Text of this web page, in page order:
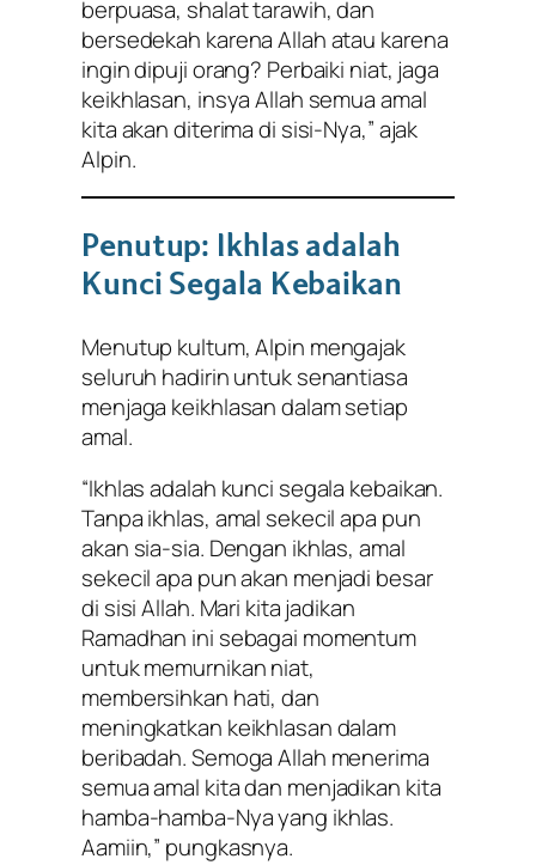
berpuasa, shalat tarawih, dan
bersedekah karena Allah atau karena
ingin dipuji orang? Perbaiki niat, jaga
keikhlasan, insya Allah semua amal
kita akan diterima di sisi-Nya,” ajak
Alpin.
Penutup: Ikhlas adalah
Kunci Segala Kebaikan
Menutup kultum, Alpin mengajak
seluruh hadirin untuk senantiasa
menjaga keikhlasan dalam setiap
amal.
“Ikhlas adalah kunci segala kebaikan.
Tanpa ikhlas, amal sekecil apa pun
akan sia-sia. Dengan ikhlas, amal
sekecil apa pun akan menjadi besar
di sisi Allah. Mari kita jadikan
Ramadhan ini sebagai momentum
untuk memurnikan niat,
membersihkan hati, dan
meningkatkan keikhlasan dalam
beribadah. Semoga Allah menerima
semua amal kita dan menjadikan kita
hamba-hamba-Nya yang ikhlas.
Aamiin,” pungkasnya.